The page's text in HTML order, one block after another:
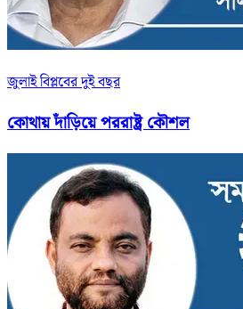
জুলাই বিপ্লবের দুই বছর
কোথায় দাঁড়িয়ে পররাষ্ট্র কৌশল